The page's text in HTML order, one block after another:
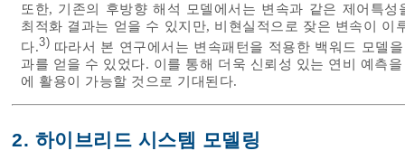
또한, 기존의 후방향 해석 모델에서는 변속과 같은 제어특
최적화 결과는 얻을 수 있지만, 비현실적으로 잦은 변속이
다.3) 따라서 본 연구에서는 변속패턴을 적용한 백워드 모델
과를 얻을 수 있었다. 이를 통해 더욱 신뢰성 있는 연비 예측
에 활용이 가능할 것으로 기대된다.
2. 하이브리드 시스템 모델링